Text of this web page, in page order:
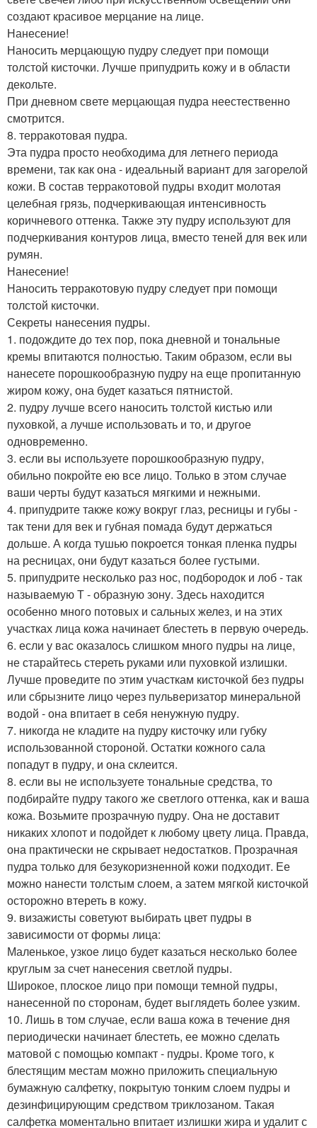
создают красивое мерцание на лице.
Нанесение!
Наносить мерцающую пудру следует при помощи
толстой кисточки. Лучше припудрить кожу и в области
декольте.
При дневном свете мерцающая пудра неестественно
смотрится.
8. терракотовая пудра.
Эта пудра просто необходима для летнего периода
времени, так как она - идеальный вариант для загорелой
кожи. В состав терракотовой пудры входит молотая
целебная грязь, подчеркивающая интенсивность
коричневого оттенка. Также эту пудру используют для
подчеркивания контуров лица, вместо теней для век или
румян.
Нанесение!
Наносить терракотовую пудру следует при помощи
толстой кисточки.
Секреты нанесения пудры.
1. подождите до тех пор, пока дневной и тональные
кремы впитаются полностью. Таким образом, если вы
нанесете порошкообразную пудру на еще пропитанную
жиром кожу, она будет казаться пятнистой.
2. пудру лучше всего наносить толстой кистью или
пуховкой, а лучше использовать и то, и другое
одновременно.
3. если вы используете порошкообразную пудру,
обильно покройте ею все лицо. Только в этом случае
ваши черты будут казаться мягкими и нежными.
4. припудрите также кожу вокруг глаз, ресницы и губы -
так тени для век и губная помада будут держаться
дольше. А когда тушью покроется тонкая пленка пудры
на ресницах, они будут казаться более густыми.
5. припудрите несколько раз нос, подбородок и лоб - так
называемую Т - образную зону. Здесь находится
особенно много потовых и сальных желез, и на этих
участках лица кожа начинает блестеть в первую очередь.
6. если у вас оказалось слишком много пудры на лице,
не старайтесь стереть руками или пуховкой излишки.
Лучше проведите по этим участкам кисточкой без пудры
или сбрызните лицо через пульверизатор минеральной
водой - она впитает в себя ненужную пудру.
7. никогда не кладите на пудру кисточку или губку
использованной стороной. Остатки кожного сала
попадут в пудру, и она склеится.
8. если вы не используете тональные средства, то
подбирайте пудру такого же светлого оттенка, как и ваша
кожа. Возьмите прозрачную пудру. Она не доставит
никаких хлопот и подойдет к любому цвету лица. Правда,
она практически не скрывает недостатков. Прозрачная
пудра только для безукоризненной кожи подходит. Ее
можно нанести толстым слоем, а затем мягкой кисточкой
осторожно втереть в кожу.
9. визажисты советуют выбирать цвет пудры в
зависимости от формы лица:
Маленькое, узкое лицо будет казаться несколько более
круглым за счет нанесения светлой пудры.
Широкое, плоское лицо при помощи темной пудры,
нанесенной по сторонам, будет выглядеть более узким.
10. Лишь в том случае, если ваша кожа в течение дня
периодически начинает блестеть, ее можно сделать
матовой с помощью компакт - пудры. Кроме того, к
блестящим местам можно приложить специальную
бумажную салфетку, покрытую тонким слоем пудры и
дезинфицирующим средством триклозаном. Такая
салфетка моментально впитает излишки жира и удалит с